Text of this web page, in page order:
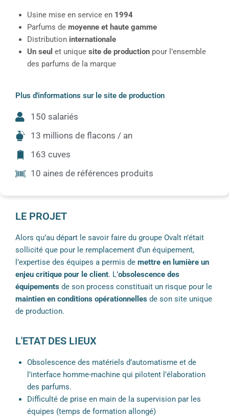
Usine mise en service en 1994
Parfums de moyenne et haute gamme
Distribution internationale
Un seul et unique site de production pour l’ensemble
des parfums de la marque
Plus d'informations sur le site de production
150 salariés
13 millions de flacons / an
163 cuves
10 aines de références produits
LE PROJET
Alors qu’au départ le savoir faire du groupe Ovalt n’était
sollicité que pour le remplacement d’un équipement,
l’expertise des équipes a permis de mettre en lumière un
enjeu critique pour le client. L’obsolescence des
équipements de son process constituait un risque pour le
maintien en conditions opérationnelles de son site unique
de production.
L'ETAT DES LIEUX
Obsolescence des matériels d’automatisme et de
l’interface homme-machine qui pilotent l’élaboration
des parfums.
Difficulté de prise en main de la supervision par les
équipes (temps de formation allongé)